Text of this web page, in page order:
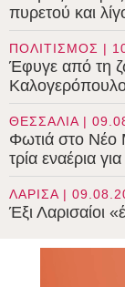
πυρετού και
ΠΟΛΙΤΙΣΜΟΣ |
Έφυγε από τη
ΘΕΣΣΑΛΙΑ |
Φωτιά στο Νέο
τρία εναέρια
ΛΑΡΙΣΑ |
Έξι Λαρισαίοι